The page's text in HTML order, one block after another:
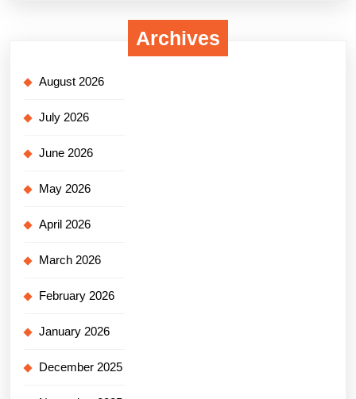
Archives
August 2026
July 2026
June 2026
May 2026
April 2026
March 2026
February 2026
January 2026
December 2025